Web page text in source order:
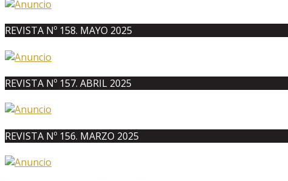
REVISTA Nº 158. MAYO 2025
REVISTA Nº 157. ABRIL 2025
REVISTA Nº 156. MARZO 2025